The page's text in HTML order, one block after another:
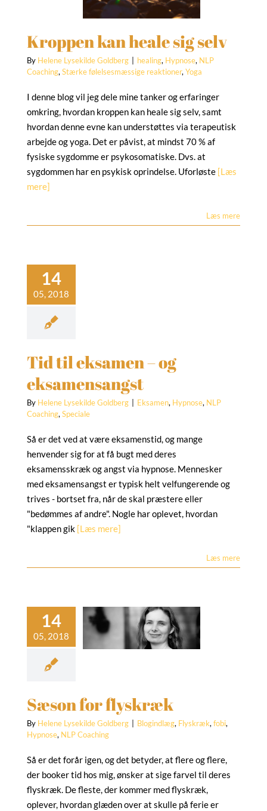
Kroppen kan heale sig selv
By Helene Lysekilde Goldberg healing, Hypnose, NLP
Coaching, Stærke følelsesmæssige reaktioner, Yoga
I denne blog vil jeg dele mine tanker og erfaringer
omkring, hvordan kroppen kan heale sig selv, samt
hvordan denne evne kan understøttes via terapeutisk
arbejde og yoga. Det er påvist, at mindst 70 % af
fysiske sygdomme er psykosomatiske. Dvs. at
sygdommen har en psykisk oprindelse. Uforløste [Læs
mere]
Læs mere
og
Hypnose NLP
Tid til eksamen – og
eksamensangst
By Helene Lysekilde Goldberg Eksamen, Hypnose, NLP
Coaching, Speciale
Så er det ved at være eksamenstid, og mange
henvender sig for at få bugt med deres
eksamensskræk og angst via hypnose. Mennesker
med eksamensangst er typisk helt velfungerende og
trives - bortset fra, når de skal præstere eller
"bedømmes af andre". Nogle har oplevet, hvordan
"klappen gik [Læs mere]
Læs mere
for
flyskræk
NLP Coaching
Sæson for flyskræk
By Helene Lysekilde Goldberg Blogindlæg, Flyskræk, fobi,
Hypnose, NLP Coaching
Så er det forår igen, og det betyder, at flere og flere,
der booker tid hos mig, ønsker at sige farvel til deres
flyskræk. De fleste, der kommer med flyskræk,
oplever, hvordan glæden over at skulle på ferie er